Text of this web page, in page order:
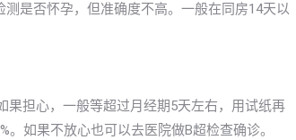
是否怀孕，但准确度不高。一般在同房14天以
果担心，一般等超过月经期5天左右，用试纸再
如果不放心也可以去医院做B超检查确诊。